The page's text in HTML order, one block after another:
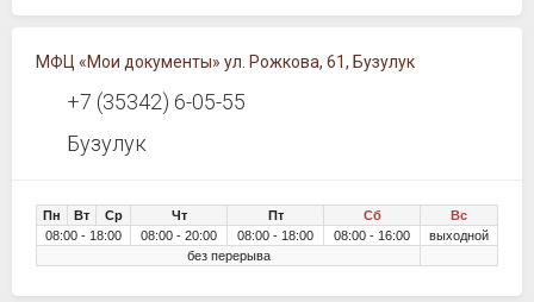
МФЦ «Мои документы» ул. Рожкова, 61, Бузулук
+7 (35342) 6-05-55
Бузулук
Пн Вт Ср Чт Пт Сб
Вс
08:00 - 18:00
08:00 - 20:00 08:00 - 18:00 08:00 - 16:00
выходной
без перерыва